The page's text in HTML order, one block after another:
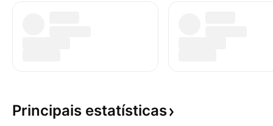
Principais estatísticas